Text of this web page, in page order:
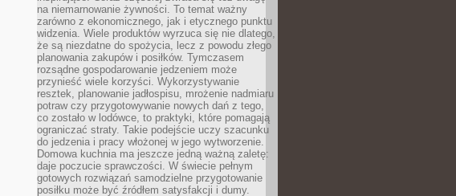
na niemarnowanie żywności. To temat ważny
zarówno z ekonomicznego, jak i etycznego punktu
widzenia. Wiele produktów wyrzuca się nie dlatego,
że są niezdatne do spożycia, lecz z powodu złego
planowania zakupów i posiłków. Tymczasem
rozsądne gospodarowanie jedzeniem może
przynieść wiele korzyści. Wykorzystywanie
resztek, planowanie jadłospisu, mrożenie nadmiaru
potraw czy przygotowywanie nowych dań z tego,
co zostało w lodówce, to praktyki, które pomagają
ograniczać straty. Takie podejście uczy szacunku
do jedzenia i pracy włożonej w jego wytworzenie.
Domowa kuchnia ma jeszcze jedną ważną zaletę:
daje poczucie sprawczości. W świecie pełnym
gotowych rozwiązań samodzielne przygotowanie
posiłku może być źródłem satysfakcji i dumy.